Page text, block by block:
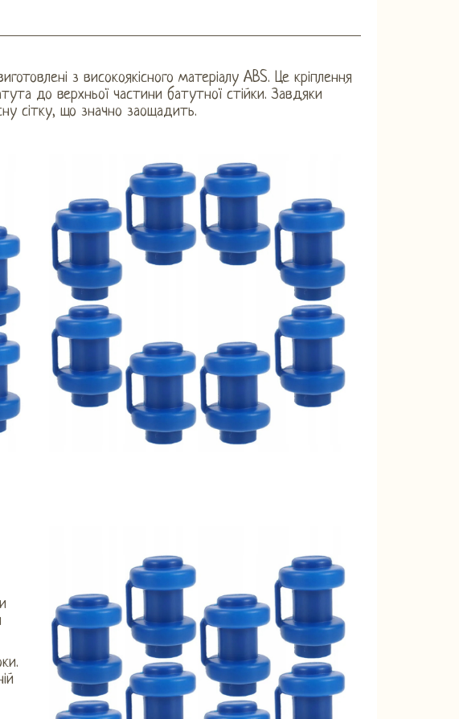
з високоякісного матеріалу ABS. Це кріплення
до верхньої частини батутної стійки. Завдяки
сітку, що значно заощадить.